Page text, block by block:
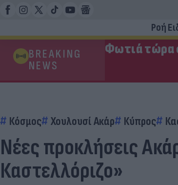
Ροή
BREAKING
NEWS
Φωτιά τώρα
Κόσμος Χουλουσί Ακάρ Κύπρος
Νέες προκλήσεις
Καστελλόριζο»